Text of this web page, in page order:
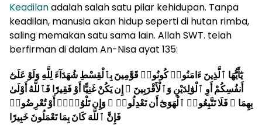
Keadilanadalah salah satu pilar kehidupan. Tanpa
keadilan, manusia akan hidup seperti di hutan rimba,
saling memakan satu sama lain. Allah SWT. telah
berfirman di dalam An-Nisa ayat 135:
يَٰٓأَيُّهَا ٱلَّذِينَ ءَامَنُوا۟ كُونُوا۟ قَوَّٰمِينَ بِٱلْقِسْطِ شُهَدَآءَ لِلَّهِ وَلَوْ عَلَىٰٓ
أَنفُسِكُمْ أَوِ ٱلْوَٰلِدَيْنِ وَٱلْأَقْرَبِينَ ۚ إِن يَكُنْ غَنِيًّا أَوْ فَقِيرًا فَٱللَّهُ أَوْلَىٰ
بِهِمَا ۖ فَلَا تَتَّبِعُوا۟ ٱلْهَوَىٰٓ أَن تَعْدِلُوا۟ ۚ وَإِن تَلْوُۥٓا۟ أَوْ تُعْرِضُوا۟
فَإِنَّ ٱللَّهَ كَانَ بِمَا تَعْمَلُونَ خَبِيرًا